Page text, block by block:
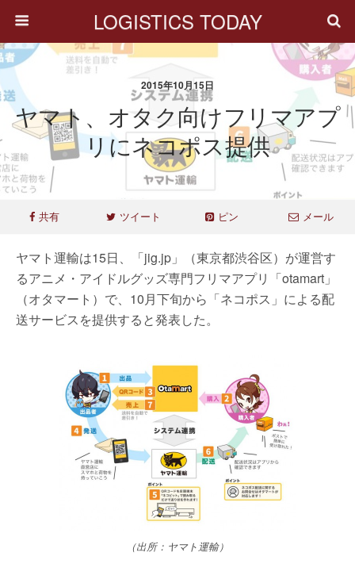
LOGISTICS TODAY
2015年10月15日
ヤマト、オタク向けフリマアプ
リにネコポス提供
共有 ツイート ピン メール
ヤマト運輸は15日、「jig.jp」（東京都渋谷区）が運営す
るアニメ・アイドルグッズ専門フリマアプリ「otamart」
（オタマート）で、10月下旬から「ネコポス」による配
送サービスを提供すると発表した。
（出所：ヤマト運輸）